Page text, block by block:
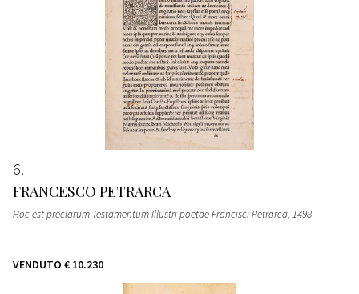
6
FRANCESCO PETRARCA
Hoc est preclarum Testamentum Illustri poetae Francisci Petrarca, 1498
VENDUTO € 10.230